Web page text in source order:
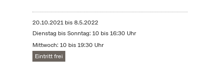
20.10.2021bis8.5.2022
Dienstag bis Sonntag: 10 bis 16:30 Uhr
Mittwoch: 10 bis 19:30 Uhr
Eintritt frei